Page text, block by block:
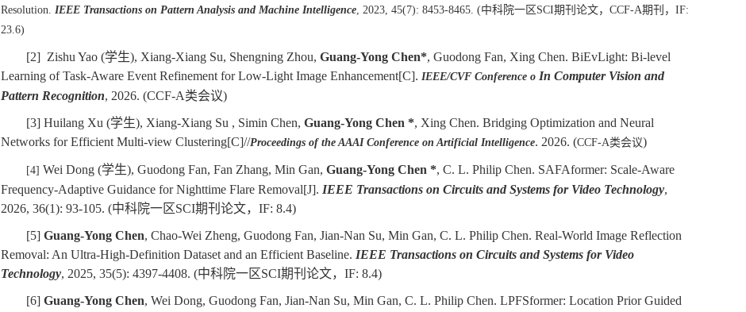
Resolution. IEEE Transactions on Pattern Analysis and Machine Intelligence, 2023, 45(7): 8453-8465. (中科院一区 SCI期刊论文， CCF-A期刊， IF:
23.6)
[2] Zishu Yao (学生), Xiang-Xiang Su, Shengning Zhou, Guang-Yong Chen*, Guodong Fan, Xing Chen. BiEvLight: Bi-level
Learning of Task-Aware Event Refinement for Low-Light Image Enhancement[C]. IEEE/CVF Conference o In Computer Vision and
Pattern Recognition, 2026. (CCF-A类会议)
[3] Huilang Xu (学生), Xiang-Xiang Su , Simin Chen, Guang-Yong Chen *, Xing Chen. Bridging Optimization and Neural
Networks for Efficient Multi-view Clustering[C]//Proceedings of the AAAI Conference on Artificial Intelligence. 2026. (CCF-A类会议)
[4] Wei Dong (学生), Guodong Fan, Fan Zhang, Min Gan, Guang-Yong Chen *, C. L. Philip Chen. SAFAformer: Scale-Aware
Frequency-Adaptive Guidance for Nighttime Flare Removal[J]. IEEE Transactions on Circuits and Systems for Video Technology,
2026, 36(1): 93-105. (中科院一区SCI期刊论文， IF: 8.4)
[5] Guang-Yong Chen, Chao-Wei Zheng, Guodong Fan, Jian-Nan Su, Min Gan, C. L. Philip Chen. Real-World Image Reflection
Removal: An Ultra-High-Definition Dataset and an Efficient Baseline. IEEE Transactions on Circuits and Systems for Video
Technology, 2025, 35(5): 4397-4408. (中科院一区SCI期刊论文， IF: 8.4)
[6] Guang-Yong Chen, Wei Dong, Guodong Fan, Jian-Nan Su, Min Gan, C. L. Philip Chen. LPFSformer: Location Prior Guided